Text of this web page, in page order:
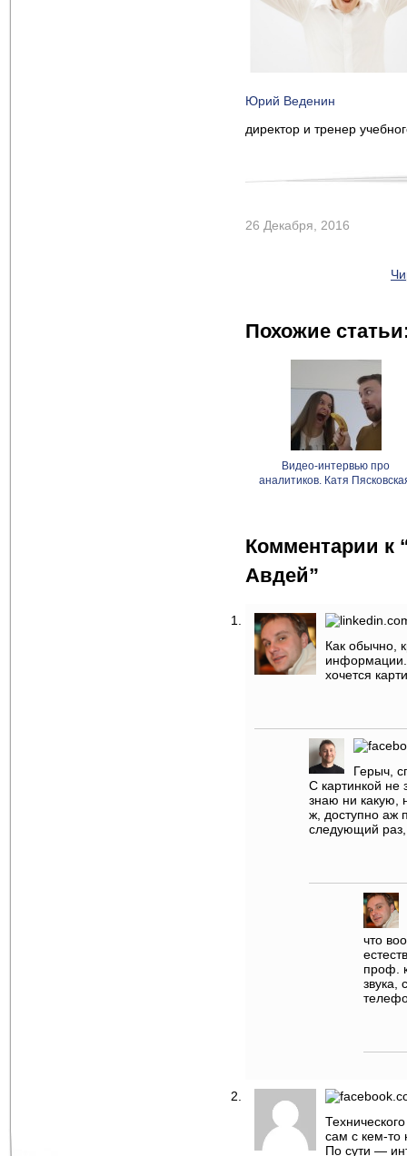
Юрий Веденин
директор и тренер
26 Декабря, 2016
Похожие
Видео-интервью про
аналитиков. Катя
Комментарии к
Авдей”
Как обычно,
информации.
хочется
Герыч,
С картинкой не
знаю ни какую,
ж, доступно аж
следующий
что
проф.
звука,
сам с кем-то
По сути —